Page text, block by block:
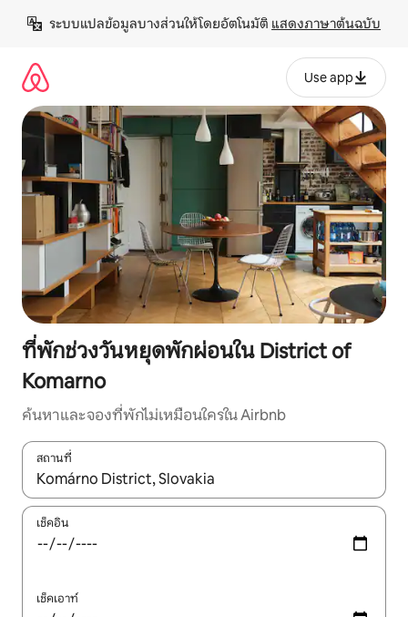
เนื้อหา
ระบบแปลข้อมูลบางส่วนให้โดยอัตโนมัติ แสดงภาษาต้นฉบับ
Use app
ที่พักช่วงวันหยุดพักผ่อนใน District of
Komarno
ค้นหาและจองที่พักไม่เหมือนใครใน Airbnb
สถานที่
ใช้ลูกศรขึ้นลง หรือใช้การสัมผัสหรือปัด เพื่อสำรวจผลการค้นหา
เช็คอิน
เช็คเอาท์